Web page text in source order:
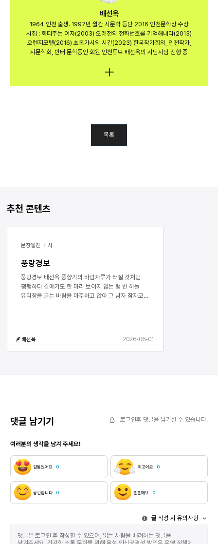
배선옥
1964 인천 출생. 1997년 월간 시문학 등단 2016 인천문학상 수상
시집 : 회떠주는 여자(2003) 오래전의 전화번호를 기억해내다(2013)
오렌지모텔(2016) 초록가시의 시간(2023) 한국작가회의, 인천작가,
시문학회, 빈터 문학동인 회원 인천튜브 배선옥의 시담시담 진행 중
목록
추천 콘텐츠
문장웹진 시
풍랑경보
풍랑경보 배선옥 풍향기의 바람자루가 터질 것처럼
팽팽하다 갈매기도 한 마리 보이지 않는 텅 빈 하늘
유리창을 긁는 바람을 마주하고 앉아 그 남자 잠자코
한여름의 공기가 뿜어져 나오는데 그의 어깨는 선착장
끝 바다에 반쯤 발을 담그고 선 가로등 같다
배선옥 2026-06-01
댓글 남기기 로그인후 댓글을 남기실 수 있습니다.
여러분의 생각을 남겨 주세요!
감동했어요 0 최고에요 0
공감합니다 0 훈훈해요 0
글 작성 시 유의사항